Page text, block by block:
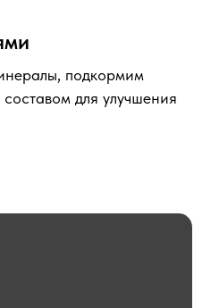
подкормим
для улучшения